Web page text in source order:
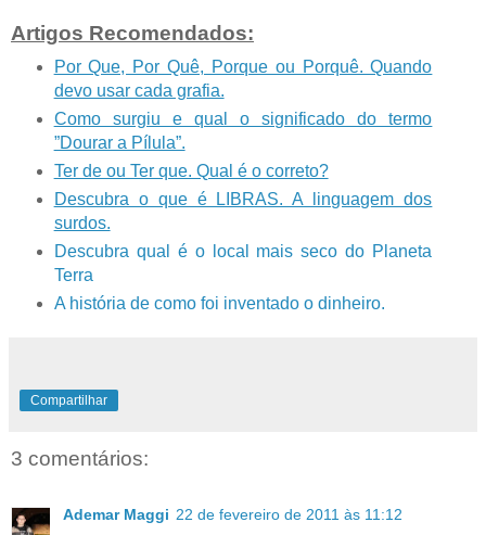
Artigos Recomendados:
Por Que, Por Quê, Porque ou Porquê. Quando
devo usar cada grafia.
Como surgiu e qual o significado do termo
”Dourar a Pílula”.
Ter de ou Ter que. Qual é o correto?
Descubra o que é LIBRAS. A linguagem dos
surdos.
Descubra qual é o local mais seco do Planeta
Terra
A história de como foi inventado o dinheiro.
Compartilhar
3 comentários:
Ademar Maggi 22 de fevereiro de 2011 às 11:12